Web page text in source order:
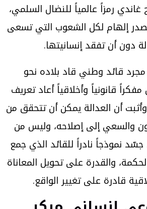
غاندي رمزاً عالمياً للنضال السلمي،
إلهام لكل الشعوب التي تسعى
دون أن تفقد إنسانيتها.
قائد وطني قاد بلاده نحو
قانونياً وأخلاقياً أعاد تعريف
أن العدالة يمكن أن تتحقق من
والسعي إلى إصلاحه، وليس من
نموذجاً نادراً للقائد الذي جمع
والقدرة على تحويل المعاناة
قادرة على تغيير الواقع.